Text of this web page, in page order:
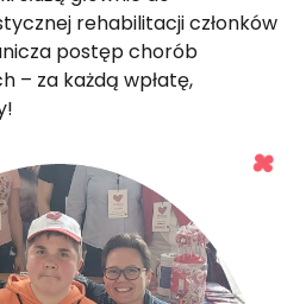
rehabilitacji członków
postęp chorób
– za każdą wpłatę,